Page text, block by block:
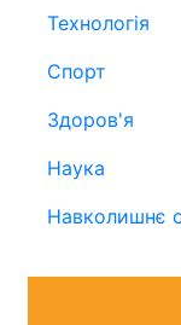
Технологія
Спорт
Здоров'я
Наука
Навколишнє